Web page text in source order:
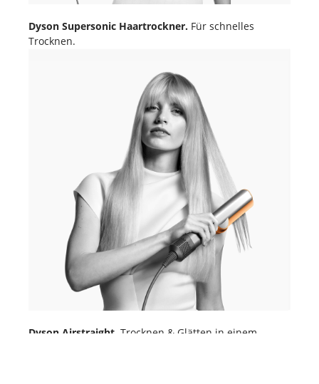
Dyson Supersonic Haartrockner. Für schnelles
Trocknen.
Dyson Airstraight. Trocknen & Glätten in einem